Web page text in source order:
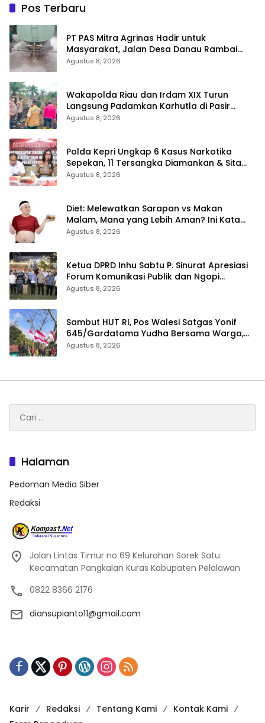
Pos Terbaru
‎PT PAS Mitra Agrinas Hadir untuk
Masyarakat, Jalan Desa Danau Rambai
Dirawat dan Disiram
Agustus 8, 2026
Wakapolda Riau dan Irdam XIX Turun
Langsung Padamkan Karhutla di Pasir
Limau Kapas Rohil
Agustus 8, 2026
Polda Kepri Ungkap 6 Kasus Narkotika
Sepekan, 11 Tersangka Diamankan & Sita
402 Gram Sabu
Agustus 8, 2026
Diet: Melewatkan Sarapan vs Makan
Malam, Mana yang Lebih Aman? Ini Kata
Dokter
Agustus 8, 2026
Ketua DPRD Inhu Sabtu P. Sinurat Apresiasi
Forum Komunikasi Publik dan Ngopi
Bersama Kejari Inhu
Agustus 8, 2026
Sambut HUT RI, Pos Walesi Satgas Yonif
645/Gardatama Yudha Bersama Warga,
Kibarkan Merah Putih di Bukit Walesi
Agustus 8, 2026
untuk:
Halaman
Pedoman Media Siber
Redaksi
Jalan Lintas Timur no 69 Kelurahan Sorek Satu
Kecamatan Pangkalan Kuras Kabupaten Pelalawan
0822 8366 2176
diansupianto11@gmail.com
Karir Redaksi Tentang Kami
Kontak Kami